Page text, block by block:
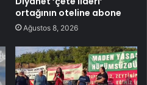
ortağının oteline abone
Ağustos 8, 2026